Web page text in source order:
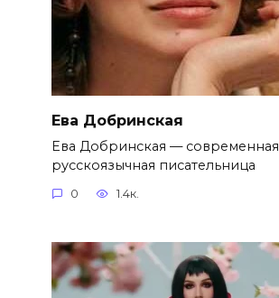
Ева Добринская
Ева Добринская — современная
русскоязычная писательница
0 1.4к.